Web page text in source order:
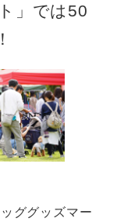
」では50
ググッズマー